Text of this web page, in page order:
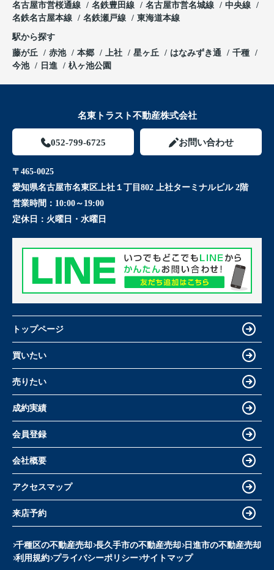
名古屋市営桜通線
名鉄豊田線 名古屋市営名城線
中央線
名鉄名古屋本線
名鉄瀬戸線 東海道本線
駅から探す
藤が丘
赤池 本郷 上社 星ヶ丘 はなみずき通
千種
今池
日進 杁ヶ池公園
名東トラスト不動産株式会社
052-799-6725 お問い合わせ
〒465-0025
愛知県名古屋市名東区上社１丁目802 上社ターミナルビル 2階
営業時間： 10:00～19:00
定休日： 火曜日・水曜日
トップページ
買いたい
売りたい
成約実績
会員登録
会社概要
アクセスマップ
来店予約
千種区の不動産売却 長久手市の不動産売却 日進市の不動産売却
利用規約 プライバシーポリシー サイトマップ